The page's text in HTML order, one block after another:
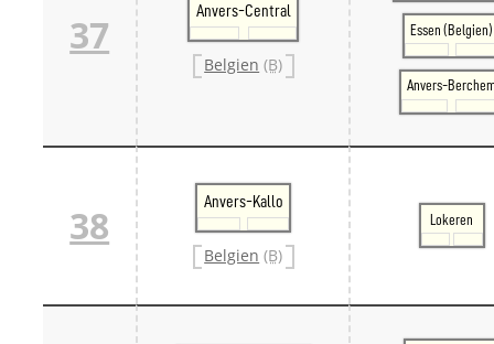
37
Anvers-Central
Belgien (B)
Essen (Belgien)
Anvers-
38
Anvers-Kallo
Belgien (B)
Lokeren